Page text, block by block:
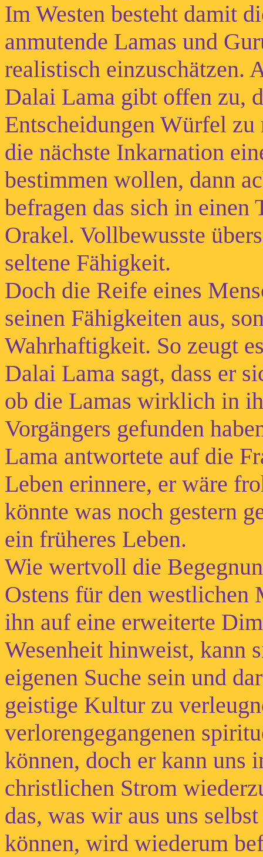
Im Westen besteht damit
anmutende Lamas und
realistisch einzuschätzen.
Dalai Lama gibt offen zu,
Entscheidungen Würfel
die nächste Inkarnation
bestimmen wollen, dann
befragen das sich in einen
Orakel. Vollbewusste
seltene Fähigkeit.
Doch die Reife eines
seinen Fähigkeiten aus,
Wahrhaftigkeit. So zeugt
Dalai Lama sagt, dass er
ob die Lamas wirklich in
Vorgängers gefunden
Lama antwortete auf die
Leben erinnere, er wäre
könnte was noch gestern
ein früheres Leben.
Wie wertvoll die
Ostens für den westlichen
ihn auf eine erweiterte
Wesenheit hinweist, kann
eigenen Suche sein und
geistige Kultur zu
verlorengegangenen
können, doch er kann uns
christlichen Strom
das, was wir aus uns
können, wird wiederum